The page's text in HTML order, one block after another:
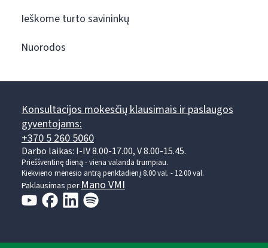
Ieškome turto savininkų
Nuorodos
Konsultacijos mokesčių klausimais ir paslaugos
gyventojams:
+370 5 260 5060
Darbo laikas: I-IV 8.00-17.00, V 8.00-15.45.
Prieššventinę dieną - viena valanda trumpiau.
Kiekvieno mėnesio antrą penktadienį 8.00 val. - 12.00 val.
Paklausimas perMano VMI